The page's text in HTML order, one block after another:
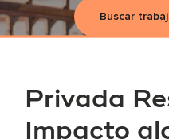
Buscar
Privada
Impacto